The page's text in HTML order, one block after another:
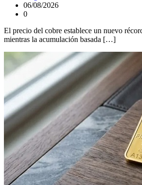
06/08/2026
0
El precio del cobre establece un nuevo
mientras la acumulación basada […]